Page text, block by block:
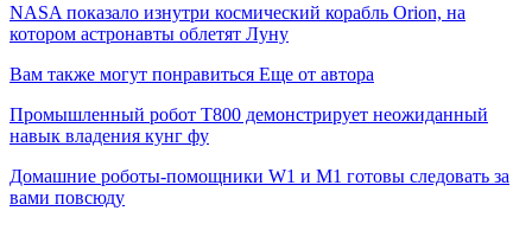
NASA показало изнутри космический корабль Orion, на
котором астронавты облетят Луну
Вам также могут понравиться Еще от автора
Промышленный робот Т800 демонстрирует неожиданный
навык владения кунг фу
Домашние роботы-помощники W1 и M1 готовы следовать за
вами повсюду